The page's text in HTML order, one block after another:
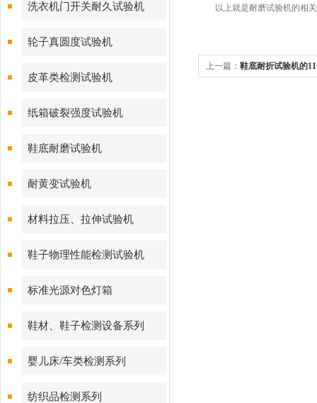
洗衣机门开关耐久试验机
轮子真圆度试验机
皮革类检测试验机
纸箱破裂强度试验机
鞋底耐磨试验机
耐黄变试验机
材料拉压、拉伸试验机
鞋子物理性能检测试验机
标准光源对色灯箱
鞋材、鞋子检测设备系列
婴儿床/车类检测系列
纺织品检测系列
以上就是耐磨试验机的相关
上一篇： 鞋底耐折试验机的